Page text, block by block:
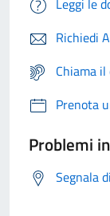
Richiedi
Chiama
Prenota
Problemi
Segnala